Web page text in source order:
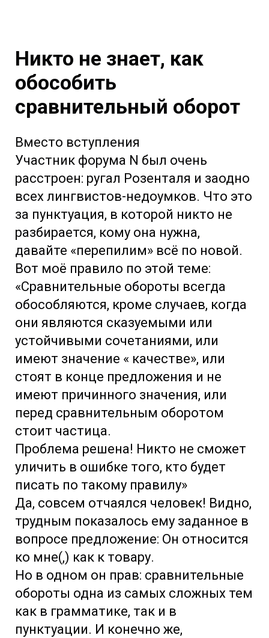
Никто не знает, как
обособить
сравнительный оборот
Вместо вступления
Участник форума N был очень
расстроен: ругал Розенталя и заодно
всех лингвистов-недоумков. Что это
за пунктуация, в которой никто не
разбирается, кому она нужна,
давайте «перепилим» всё по новой.
Вот моё правило по этой теме:
«Сравнительные обороты всегда
обособляются, кроме случаев, когда
они являются сказуемыми или
устойчивыми сочетаниями, или
имеют значение « качестве», или
стоят в конце предложения и не
имеют причинного значения, или
перед сравнительным оборотом
стоит частица.
Проблема решена! Никто не сможет
уличить в ошибке того, кто будет
писать по такому правилу»
Да, совсем отчаялся человек! Видно,
трудным показалось ему заданное в
вопросе предложение: Он относится
ко мне(,) как к товару.
Но в одном он прав: сравнительные
обороты одна из самых сложных тем
как в грамматике, так и в
пунктуации. И конечно же,